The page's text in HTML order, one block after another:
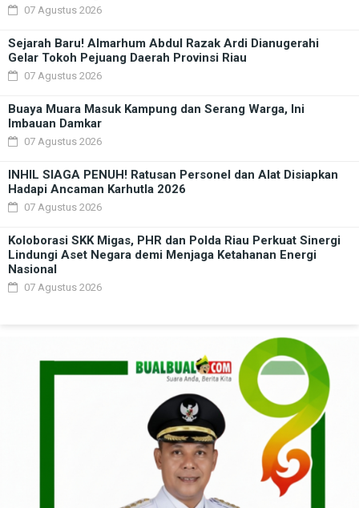
07 Agustus 2026
Sejarah Baru! Almarhum Abdul Razak Ardi Dianugerahi
Gelar Tokoh Pejuang Daerah Provinsi Riau
07 Agustus 2026
Buaya Muara Masuk Kampung dan Serang Warga, Ini
Imbauan Damkar
07 Agustus 2026
INHIL SIAGA PENUH! Ratusan Personel dan Alat Disiapkan
Hadapi Ancaman Karhutla 2026
07 Agustus 2026
Koloborasi SKK Migas, PHR dan Polda Riau Perkuat Sinergi
Lindungi Aset Negara demi Menjaga Ketahanan Energi
Nasional
07 Agustus 2026